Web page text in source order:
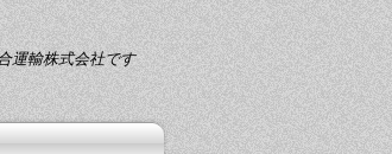
運輸株式会社です